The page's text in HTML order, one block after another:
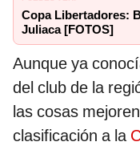
Copa Libertadores:
Juliaca [FOTOS]
Aunque ya
del club de la
las cosas
clasificación a la